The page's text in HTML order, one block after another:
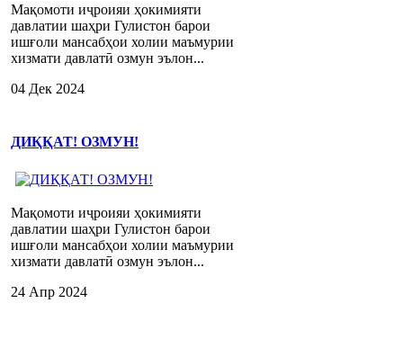
Мақомоти иҷроияи ҳокимияти
давлатии шаҳри Гулистон барои
ишғоли мансабҳои холии маъмурии
хизмати давлатӣ озмун эълон...
04 Дек 2024
ДИҚҚАТ! ОЗМУН!
Мақомоти иҷроияи ҳокимияти
давлатии шаҳри Гулистон барои
ишғоли мансабҳои холии маъмурии
хизмати давлатӣ озмун эълон...
24 Апр 2024